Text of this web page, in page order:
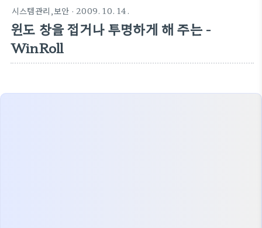
시스템관리,보안 · 2009. 10. 14.
윈도 창을 접거나 투명하게 해 주는 -
WinRoll